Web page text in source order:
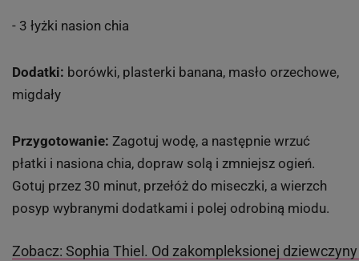
- 3 łyżki nasion chia
Dodatki: borówki, plasterki banana, masło orzechowe,
migdały
Przygotowanie: Zagotuj wodę, a następnie wrzuć
płatki i nasiona chia, dopraw solą i zmniejsz ogień.
Gotuj przez 30 minut, przełóż do miseczki, a wierzch
posyp wybranymi dodatkami i polej odrobiną miodu.
Zobacz: Sophia Thiel. Od zakompleksionej